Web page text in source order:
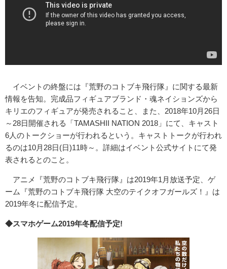
イベントの終盤には『荒野のコトブキ飛行隊』に関する最新
情報を告知。完成品フィギュアブランド・魂ネイションズから
キリエのフィギュアが発売されること、また、2018年10月26日
～28日開催される「TAMASHII NATION 2018」にて、キャスト
6人のトークショーが行われるという。キャストトークが行われ
るのは10月28日(日)11時～。詳細はイベント公式サイトにて発
表されるとのこと。
アニメ『荒野のコトブキ飛行隊』は2019年1月放送予定、ゲ
ーム『荒野のコトブキ飛行隊 大空のテイクオフガールズ！』は
2019年冬に配信予定。
◆スマホゲーム2019年冬配信予定!